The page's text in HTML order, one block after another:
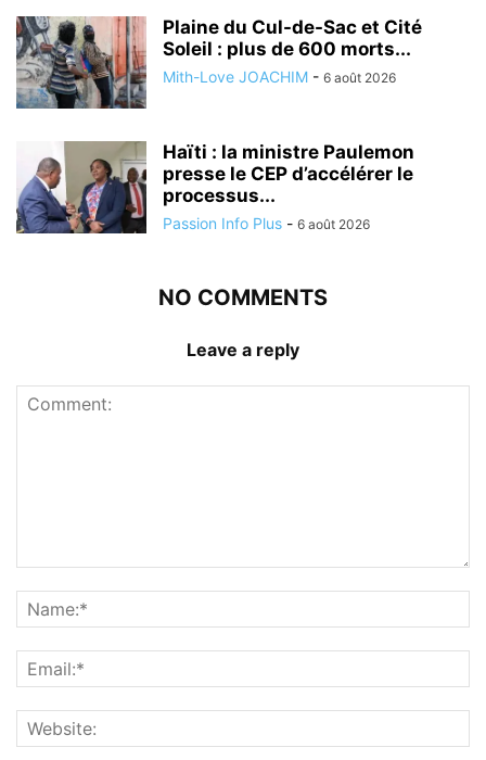
Plaine du Cul-de-Sac et Cité
Soleil : plus de 600 morts...
Mith-Love JOACHIM - 6 août 2026
Haïti : la ministre Paulemon
presse le CEP d’accélérer le
processus...
Passion Info Plus - 6 août 2026
NO COMMENTS
Leave a reply